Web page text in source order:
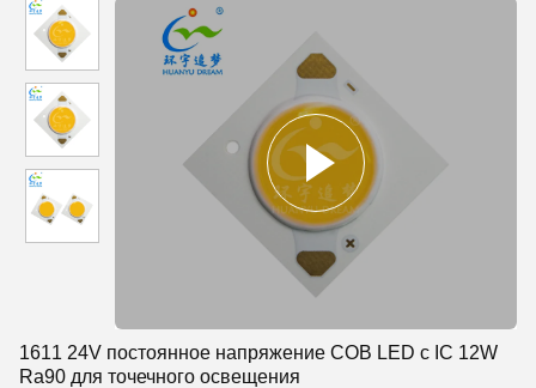
1611 24V постоянное напряжение COB LED с IC 12W
Ra90 для точечного освещения